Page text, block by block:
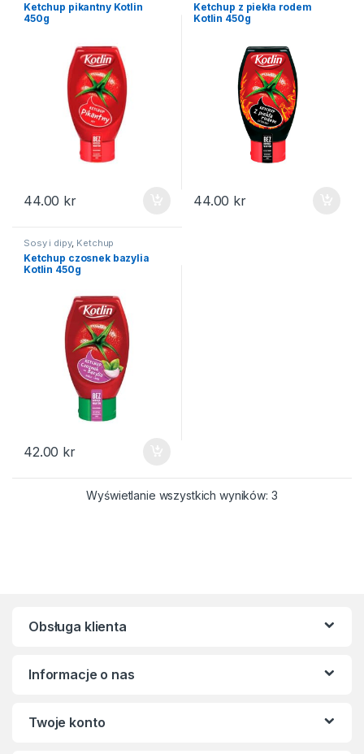
Ketchup pikantny Kotlin
450g
44.00 kr
Ketchup z piekła rodem
Kotlin 450g
44.00 kr
Sosy i dipy, Ketchup
Ketchup czosnek bazylia
Kotlin 450g
42.00 kr
Wyświetlanie wszystkich wyników: 3Posortowane
Obsługa klienta
Informacje o nas
Twoje konto